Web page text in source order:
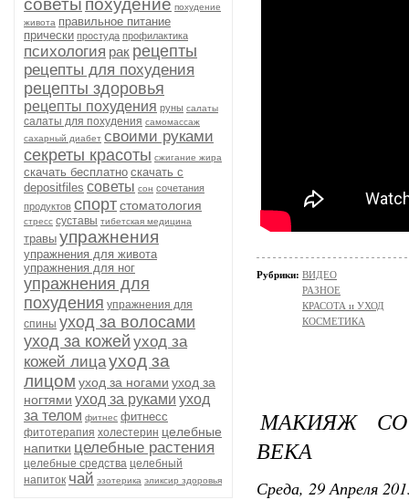
советы похудение похудение
живота правильное питание
прически простуда профилактика
психология рак рецепты
рецепты для похудения
рецепты здоровья
рецепты похудения руны салаты
салаты для похудения самомассаж
сахарный диабет своими руками
секреты красоты сжигание жира
скачать бесплатно скачать с
depositfiles советы сон сочетания
продуктов спортстоматология
стресс суставы тибетская медицина
травы упражнения
упражнения для живота
упражнения для ног
упражнения для
похудения упражнения для
спины уход за волосами
уход за кожей уход за
кожей лицауход за
лицом уход за ногами уход за
ногтями уход за руками уход
за телом фитнес фитнесс
фитотерапия холестерин целебные
напитки целебные растения
целебные средства целебный
напиток чай эзотерика эликсир здоровья
Рубрики: ВИДЕО
РАЗНОЕ
КРАСОТА и УХОД
КОСМЕТИКА
МАКИЯЖ
ВЕКА
Среда, 29 Апреля